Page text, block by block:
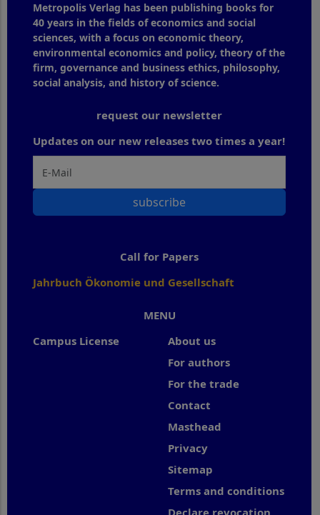
Metropolis Verlag has been publishing books for
40 years in the fields of economics and social
sciences, with a focus on economic theory,
environmental economics and policy, theory of the
firm, governance and business ethics, philosophy,
social analysis, and history of science.
MENU
Campus License
About us
For authors
For the trade
Contact
Masthead
Privacy
Sitemap
Terms and conditions
request our newsletter
Updates on our new releases two times a year!
subscribe
Call for Papers
Jahrbuch Ökonomie und Gesellschaft